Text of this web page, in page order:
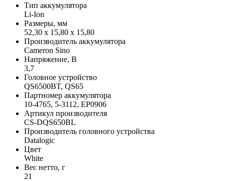
Тип аккумулятора
Li-Ion
Размеры, мм
52,30 x 15,80 x 15,80
Производитель аккумулятора
Cameron Sino
Напряжение, В
3,7
Головное устройство
QS6500BT, QS65
Партномер аккумулятора
10-4765, 5-3112, EP0906
Артикул производителя
CS-DQS650BL
Производитель головного устройства
Datalogic
Цвет
White
Вес нетто, г
21